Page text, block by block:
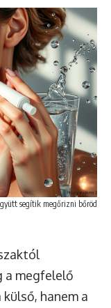
segítik megőrizni bőröd
a megfelelő
hanem a